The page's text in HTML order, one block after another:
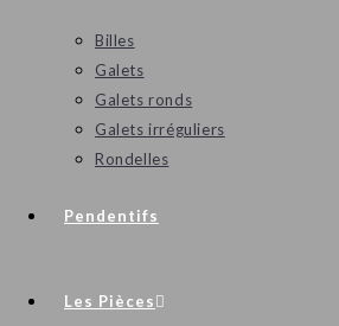
Billes
Galets
Galets ronds
Galets irréguliers
Rondelles
Pendentifs
Les Pièces